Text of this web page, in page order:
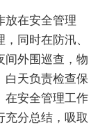
在安全管理
同时在防汛、
间外围巡查，物
白天负责检查保
在安全管理工作
充分总结，吸取